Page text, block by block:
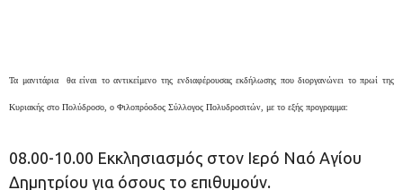
Τα μανιτάρια θα είναι το αντικείμενο της ενδιαφέρουσας εκδήλωσης που διοργανώνει το πρωί της
Κυριακής στο Πολύδροσο, ο Φιλοπρόοδος Σύλλογος Πολυδροσιτών, με το εξής προγραμμα:
08.00-10.00 Εκκλησιασμός στον Ιερό Ναό Αγίου
Δημητρίου για όσους το επιθυμούν.